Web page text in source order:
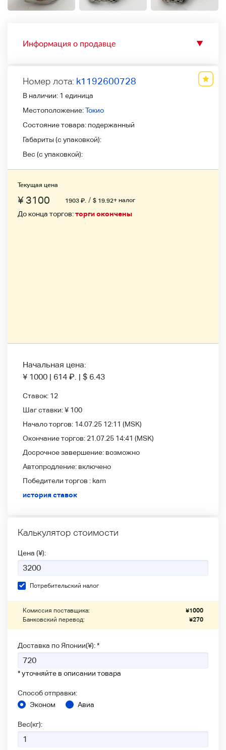
Информация о продавце ▼
Номер лота: k1192600728
В наличии: 1 единица
Местоположение:Токио
Состояние товара: подержанный
Габариты (с упаковкой):
Вес (с упаковкой):
Текущая цена
¥ 3100 1903 ₽. / $ 19.92+ налог
До конца торгов:торги окончены
Начальная цена:
¥ 1000 | 614 ₽. | $ 6.43
Ставок: 12
Шаг ставки:¥ 100
Начало торгов: 14.07.25 12:11 (MSK)
Окончание торгов: 21.07.25 14:41 (MSK)
Досрочное завершение: возможно
Автопродление: включено
Победители
торгов : kam
история ставок
Калькулятор стоимости
Цена (¥):
Потребительский налог
Комиссия поставщика: ¥1000
Банковский перевод:
¥270
Доставка по Японии(¥): *
* уточняйте в описании товара
Способ отправки:
Эконом
Авиа
Вес(кг):